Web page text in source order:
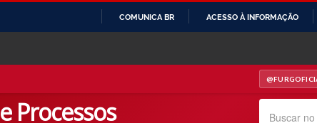
COMUNICA BR ACESSO À INFORMAÇÃO
—
Processos
Pesquisar no